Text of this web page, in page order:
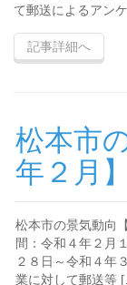
て郵送によるアン
記事詳細へ
松本市
年２月】
松本市の景気動向
間：令和４年２月
２８日～令和４年
業に対して郵送等